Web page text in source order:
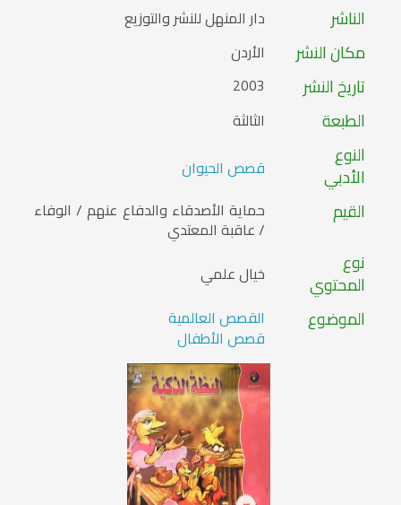
الناشر دار المنهل للنشر والتوزيع
مكان النشر الأردن
تاريخ النشر 2003
الطبعة الثالثة
النوع
الأدبي قصص الحيوان
القيم حماية الأصدقاء والدفاع عنهم / الوفاء
/ عاقبة المعتدي
نوع
المحتوي خيال علمي
الموضوع القصص العالمية
قصص الأطفال